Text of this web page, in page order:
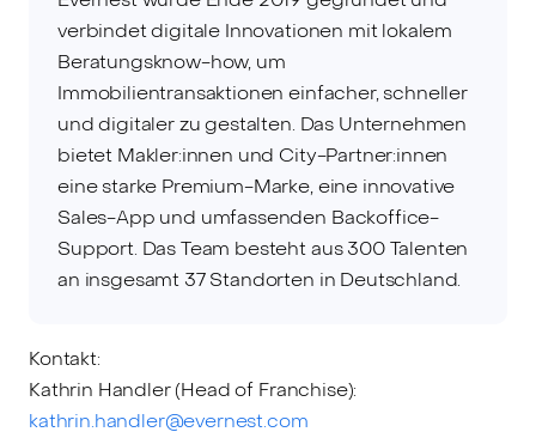
verbindet digitale Innovationen mit lokalem
Beratungsknow-how, um
Immobilientransaktionen einfacher, schneller
und digitaler zu gestalten. Das Unternehmen
bietet Makler:innen und City-Partner:innen
eine starke Premium-Marke, eine innovative
Sales-App und umfassenden Backoffice-
Support. Das Team besteht aus 300 Talenten
an insgesamt 37 Standorten in Deutschland.
Kontakt:
Kathrin Handler (Head of Franchise):
kathrin.handler@evernest.com